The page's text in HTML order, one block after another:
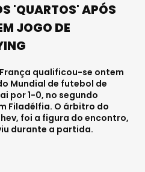
'QUARTOS' APÓS
JOGO DE
qualificou-se ontem
Mundial de futebol de
por 1-0, no segundo
Filadélfia. O árbitro do
foi a figura do encontro,
durante a partida.